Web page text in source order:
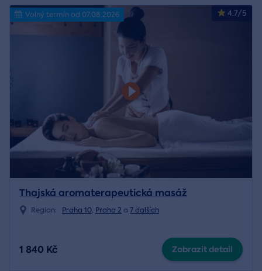
4.7/5
Volný termín od 07.08.2026
Thajská aromaterapeutická masáž
Region: Praha 10, Praha 2 a 7 dalších
1 840 Kč Zobrazit detail